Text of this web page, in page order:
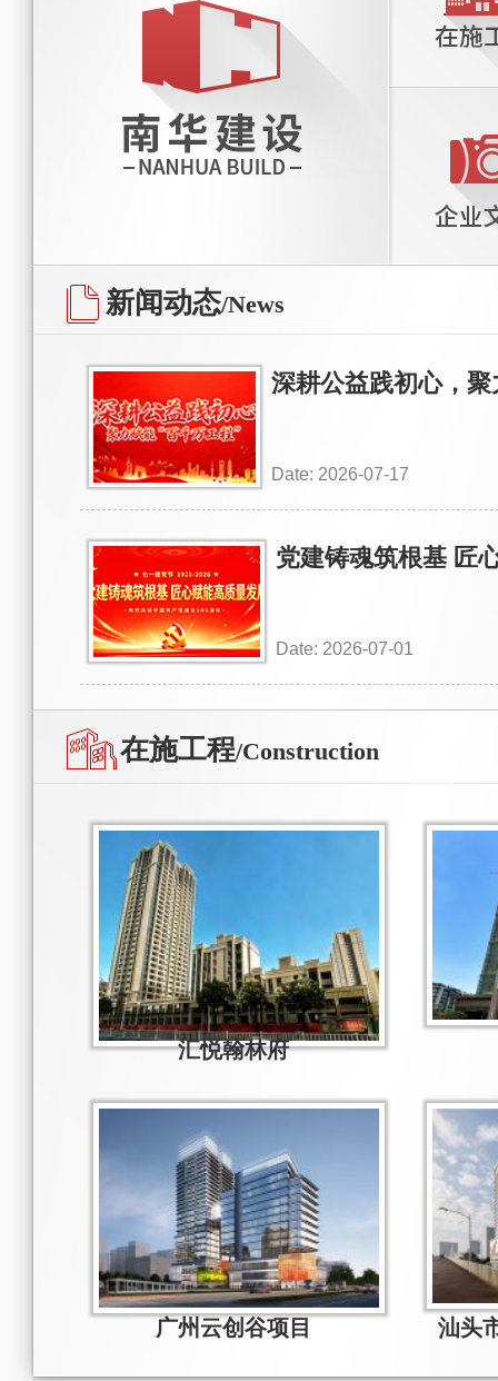
新闻动态/News
深耕公益践初心，
Date: 2026-07-17
党建铸魂筑根基 匠
Date: 2026-07-01
在施工程/Construction
汇悦翰林府
广州云创谷项目